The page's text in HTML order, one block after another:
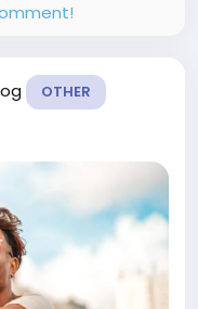
OTHER